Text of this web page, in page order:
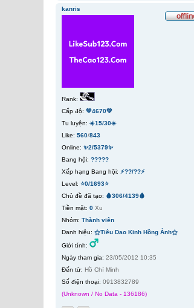
kanris
Rank:
Cấp độ: 💚4670💚
Tu luyện: ☀️15/30☀️
Like: 560/843
Online: ✨2/5379✨
Bang hội: ?????
Xếp hạng Bang hội: ⚡??/??⚡
Level: ⭐0/1693⭐
Chủ đề đã tạo: 🩸306/4139🩸
Tiền mặt: 0 Xu
Nhóm: Thành viên
Danh hiệu: ⚝Tiêu Dao Kinh Hồng Ảnh⚝
Giới tính:
Ngày tham gia: 23/05/2012 10:35
Đến từ: Hồ Chí Minh
Số điện thoại: 0913832789
(Unknown / No Data - 136186)